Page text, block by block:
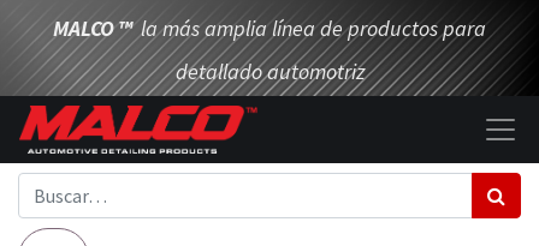
MALCO™ la más amplia línea de productos para
detallado automotriz